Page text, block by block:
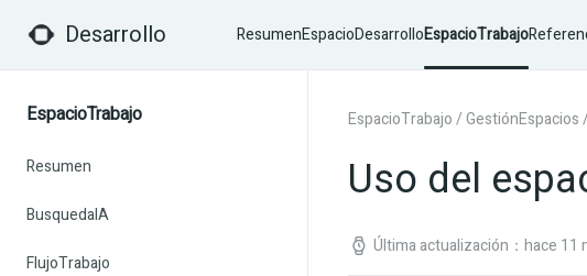
Desarrollo ResumenEspacioDesarrolloEspacioTrabajo
EspacioTrabajo
Resumen
BusquedaIA
FlujoTrabajo
EspacioTrabajo/GestiónEspacios/
Uso del
Última actualización：hace 11